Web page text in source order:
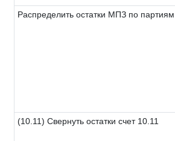
Распределить остатки МПЗ по партиям
(10.11) Свернуть остатки счет 10.11